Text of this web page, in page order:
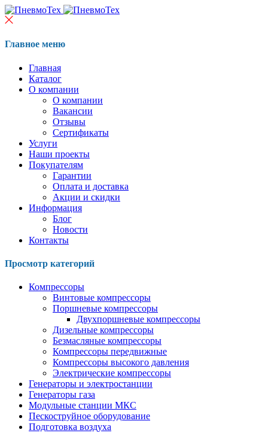
Главное меню
Главная
Каталог
О компании
О компании
Вакансии
Отзывы
Сертификаты
Услуги
Наши проекты
Покупателям
Гарантии
Оплата и доставка
Акции и скидки
Информация
Блог
Новости
Контакты
Просмотр категорий
Компрессоры
Винтовые компрессоры
Поршневые компрессоры
Двухпоршневые компрессоры
Дизельные компрессоры
Безмасляные компрессоры
Компрессоры передвижные
Компрессоры высокого давления
Электрические компрессоры
Генераторы и электростанции
Генераторы газа
Модульные станции МКС
Пескоструйное оборудование
Подготовка воздуха